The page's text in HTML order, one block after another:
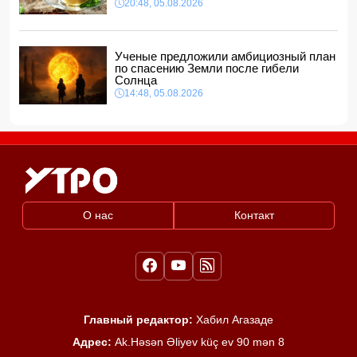
20:48, 05.08.2026
Ученые предложили амбициозный план
по спасению Земли после гибели
Солнца
14:48, 05.08.2026
О нас Контакт
Главный редактор: Хабил Агазаде
Адрес: Ak.Həsən Əliyev küç ev 90 mən 8